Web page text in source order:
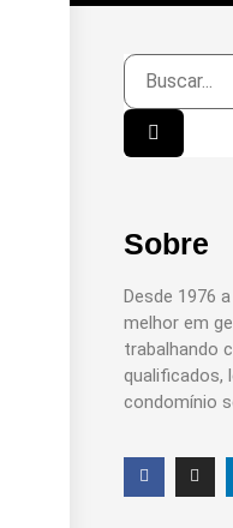
Sobre
Desde 1976
melhor em
trabalhando
qualificados,
condomínio